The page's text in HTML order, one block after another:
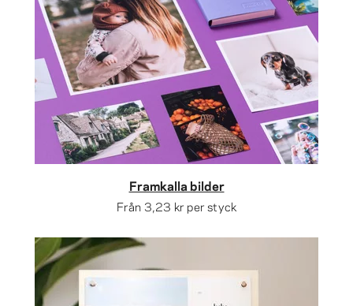
Framkalla bilder
Från 3,23 kr per styck